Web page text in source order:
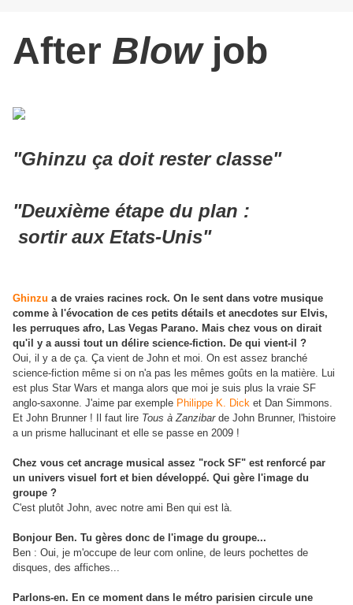
After Blowjob
"Ghinzu ça doit rester classe"
"Deuxième étape du plan :
sortir aux Etats-Unis"
Ghinzu a de vraies racines rock. On le sent dans votre musique
comme à l'évocation de ces petits détails et anecdotes sur Elvis,
les perruques afro, Las Vegas Parano. Mais chez vous on dirait
qu'il y a aussi tout un délire science-fiction. De qui vient-il ?
Oui, il y a de ça. Ça vient de John et moi. On est assez branché
science-fiction même si on n'a pas les mêmes goûts en la matière. Lui
est plus Star Wars et manga alors que moi je suis plus la vraie SF
anglo-saxonne. J'aime par exemple Philippe K. Dick et Dan Simmons.
Et John Brunner ! Il faut lire Tous à Zanzibarde John Brunner, l'histoire
a un prisme hallucinant et elle se passe en 2009 !
Chez vous cet ancrage musical assez "rock SF" est renforcé par
un univers visuel fort et bien développé. Qui gère l'image du
groupe ?
C'est plutôt John, avec notre ami Ben qui est là.
Bonjour Ben. Tu gères donc de l'image du groupe...
Ben : Oui, je m'occupe de leur com online, de leurs pochettes de
disques, des affiches...
Parlons-en. En ce moment dans le métro parisien circule une